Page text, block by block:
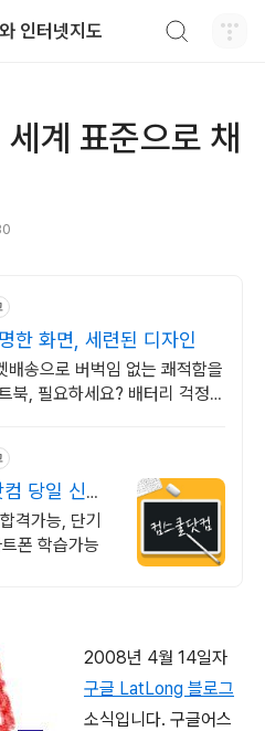
인터넷지도
계 표준으로 채
한 화면, 세련된 디자인
배송으로 버벅임 없는 쾌적함을
북, 필요하세요? 배터리 걱정
당일 신청
격가능, 단기
폰 학습가능
2008년 4월 14일자
구글 LatLong 블로그
소식입니다. 구글어스